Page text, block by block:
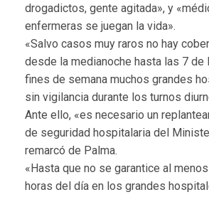
drogadictos, gente agitada», y
enfermeras se juegan la vida».
«Salvo casos muy raros no hay
desde la medianoche hasta las 7 de
fines de semana muchos grandes
sin vigilancia durante los turnos
Ante ello, «es necesario un
de seguridad hospitalaria del
remarcó de Palma.
«Hasta que no se garantice al
horas del día en los grandes